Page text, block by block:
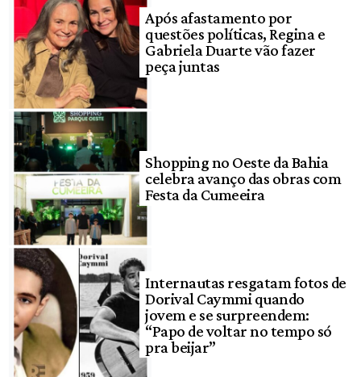
Após afastamento por
questões políticas, Regina e
Gabriela Duarte vão fazer
peça juntas
Shopping no Oeste da Bahia
celebra avanço das obras com
Festa da Cumeeira
Internautas resgatam fotos de
Dorival Caymmi quando
jovem e se surpreendem:
“Papo de voltar no tempo só
pra beijar”